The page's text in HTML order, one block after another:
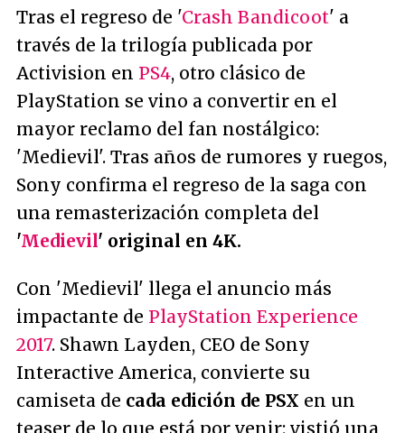
Tras el regreso de 'Crash Bandicoot' a
través de la trilogía publicada por
Activision en PS4, otro clásico de
PlayStation se vino a convertir en el
mayor reclamo del fan nostálgico:
'Medievil'. Tras años de rumores y ruegos,
Sony confirma el regreso de la saga con
una remasterización completa del
'Medievil' original en 4K.
Con 'Medievil' llega el anuncio más
impactante de PlayStation Experience
2017. Shawn Layden, CEO de Sony
Interactive America, convierte su
camiseta de cada edición de PSX en un
teaser de lo que está por venir: vistió una